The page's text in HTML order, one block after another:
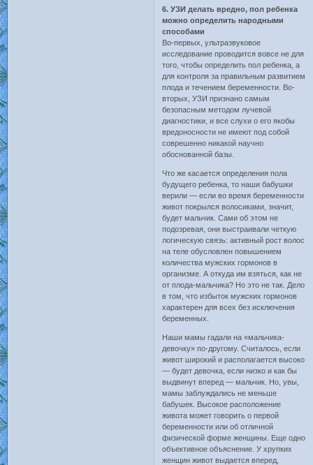
6. УЗИ делать вредно, пол ребенка
можно определить народными
способами
Во-первых, ультразвуковое
исследование проводится вовсе не для
того, чтобы определить пол ребенка, а
для контроля за правильным развитием
плода и течением беременности. Во-
вторых, УЗИ признано самым
безопасным методом лучевой
диагностики, и все слухи о его якобы
вредоносности не имеют под собой
соврешенно никакой научно
обоснованной базы.
Что же касается определения пола
будущего ребенка, то наши бабушки
верили — если во время беременности
живот покрылся волосиками, значит,
будет мальчик. Сами об этом не
подозревая, они выстраивали четкую
логическую связь: активный рост волос
на теле обусловлен повышением
количества мужских гормонов в
организме. А откуда им взяться, как не
от плода-мальчика? Но это не так. Дело
в том, что избыток мужских гормонов
характерен для всех без исключения
беременных.
Наши мамы гадали на «мальчика-
девочку» по-другому. Считалось, если
живот широкий и располагается высоко
— будет девочка, если низко и как бы
выдвинут вперед — мальчик. Но, увы,
мамы заблуждались не меньше
бабушек. Высокое расположение
живота может говорить о первой
беременности или об отличной
физической форме женщины. Еще одно
объективное объяснение. У хрупких
женщин живот выдается вперед,